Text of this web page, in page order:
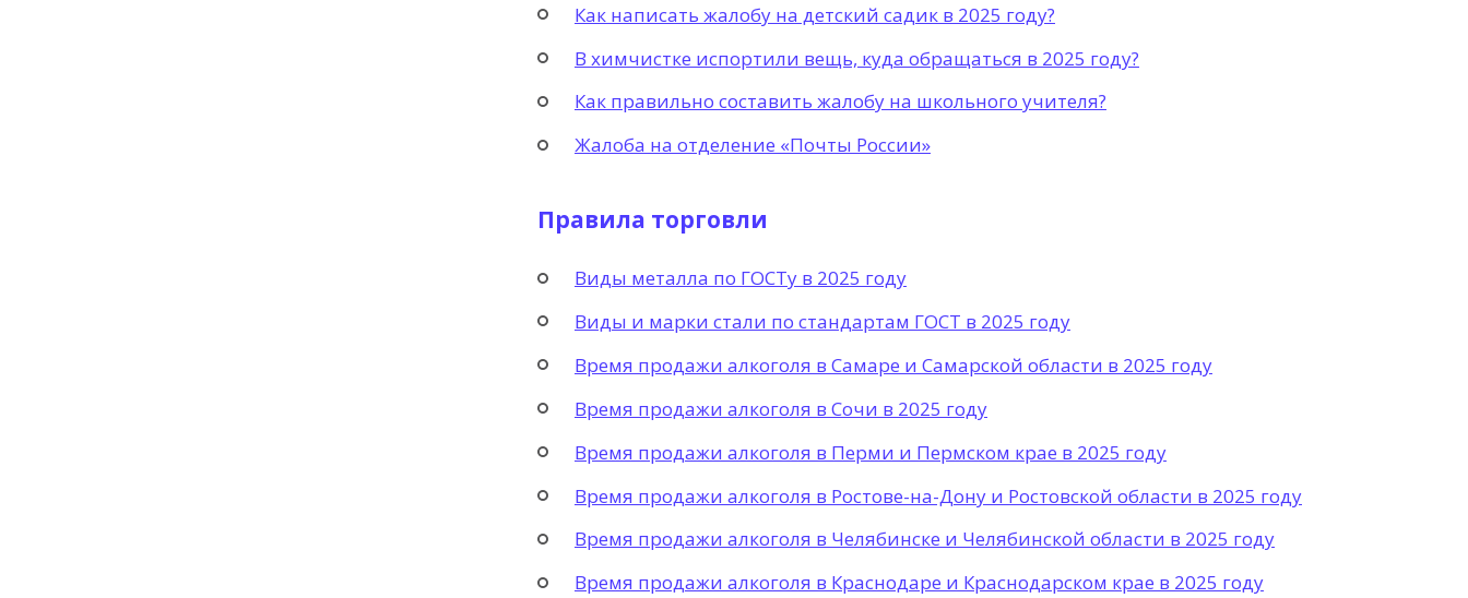
Как написать жалобу на детский садик в 2025 году?
В химчистке испортили вещь, куда обращаться в 2025 году?
Как правильно составить жалобу на школьного учителя?
Жалоба на отделение «Почты России»
Правила торговли
Виды металла по ГОСТу в 2025 году
Виды и марки стали по стандартам ГОСТ в 2025 году
Время продажи алкоголя в Самаре и Самарской области в 2025 году
Время продажи алкоголя в Сочи в 2025 году
Время продажи алкоголя в Перми и Пермском крае в 2025 году
Время продажи алкоголя в Ростове-на-Дону и Ростовской области в 2025 году
Время продажи алкоголя в Челябинске и Челябинской области в 2025 году
Время продажи алкоголя в Краснодаре и Краснодарском крае в 2025 году